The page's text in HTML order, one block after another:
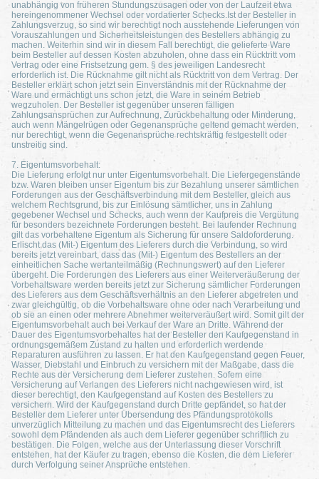
unabhängig von früheren Stundungszusagen oder von der Laufzeit etwa
hereingenommener Wechsel oder vordatierter Schecks.Ist der Besteller in
Zahlungsverzug, so sind wir berechtigt noch ausstehende Lieferungen von
Vorauszahlungen und Sicherheitsleistungen des Bestellers abhängig zu
machen. Weiterhin sind wir in diesem Fall berechtigt, die gelieferte Ware
beim Besteller auf dessen Kosten abzuholen, ohne dass ein Rücktritt vom
Vertrag oder eine Fristsetzung gem. § des jeweiligen Landesrecht
erforderlich ist. Die Rücknahme gilt nicht als Rücktritt von dem Vertrag. Der
Besteller erklärt schon jetzt sein Einverständnis mit der Rücknahme der
Ware und ermächtigt uns schon jetzt, die Ware in seinem Betrieb
wegzuholen. Der Besteller ist gegenüber unseren fälligen
Zahlungsansprüchen zur Aufrechnung, Zurückbehaltung oder Minderung,
auch wenn Mängelrügen oder Gegenansprüche geltend gemacht werden,
nur berechtigt, wenn die Gegenansprüche rechtskräftig festgestellt oder
unstreitig sind.
7. Eigentumsvorbehalt:
Die Lieferung erfolgt nur unter Eigentumsvorbehalt. Die Liefergegenstände
bzw. Waren bleiben unser Eigentum bis zur Bezahlung unserer sämtlichen
Forderungen aus der Geschäftsverbindung mit dem Besteller, gleich aus
welchem Rechtsgrund, bis zur Einlösung sämtlicher, uns in Zahlung
gegebener Wechsel und Schecks, auch wenn der Kaufpreis die Vergütung
für besonders bezeichnete Forderungen besteht. Bei laufender Rechnung
gilt das vorbehaltene Eigentum als Sicherung für unsere Saldoforderung.
Erlischt das (Mit-) Eigentum des Lieferers durch die Verbindung, so wird
bereits jetzt vereinbart, dass das (Mit-) Eigentum des Bestellers an der
einheitlichen Sache wertanteilmäßig (Rechnungswert) auf den Lieferer
übergeht. Die Forderungen des Lieferers aus einer Weiterveräußerung der
Vorbehaltsware werden bereits jetzt zur Sicherung sämtlicher Forderungen
des Lieferers aus dem Geschäftsverhältnis an den Lieferer abgetreten und
zwar gleichgültig, ob die Vorbehaltsware ohne oder nach Verarbeitung und
ob sie an einen oder mehrere Abnehmer weiterveräußert wird. Somit gilt der
Eigentumsvorbehalt auch bei Verkauf der Ware an Dritte. Während der
Dauer des Eigentumsvorbehaltes hat der Besteller den Kaufgegenstand in
ordnungsgemäßem Zustand zu halten und erforderlich werdende
Reparaturen ausführen zu lassen. Er hat den Kaufgegenstand gegen Feuer,
Wasser, Diebstahl und Einbruch zu versichern mit der Maßgabe, dass die
Rechte aus der Versicherung dem Lieferer zustehen. Sofern eine
Versicherung auf Verlangen des Lieferers nicht nachgewiesen wird, ist
dieser berechtigt, den Kaufgegenstand auf Kosten des Bestellers zu
versichern. Wird der Kaufgegenstand durch Dritte gepfändet, so hat der
Besteller dem Lieferer unter Übersendung des Pfändungsprotokolls
unverzüglich Mitteilung zu machen und das Eigentumsrecht des Lieferers
sowohl dem Pfändenden als auch dem Lieferer gegenüber schriftlich zu
bestätigen. Die Folgen, welche aus der Unterlassung dieser Vorschrift
entstehen, hat der Käufer zu tragen, ebenso die Kosten, die dem Lieferer
durch Verfolgung seiner Ansprüche entstehen.